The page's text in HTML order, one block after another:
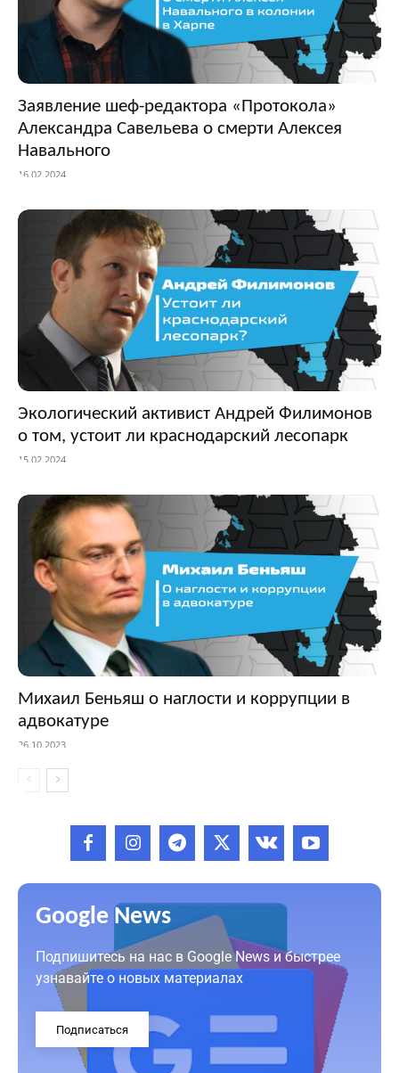
Заявление шеф-редактора «Протокола»
Александра Савельева о смерти Алексея
Навального
16.02.2024
Экологический активист Андрей Филимонов
о том, устоит ли краснодарский лесопарк
15.02.2024
Михаил Беньяш о наглости и коррупции в
адвокатуре
26.10.2023
Google News
Подпишитесь на нас в Google News и быстрее
узнавайте о новых материалах
Подписаться